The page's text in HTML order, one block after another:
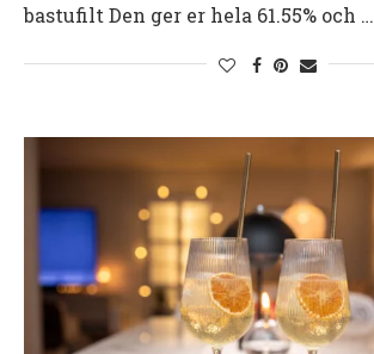
bastufilt Den ger er hela 61.55% och …